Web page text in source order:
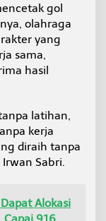
gol
olahraga
yang
sama,
hasil
latihan,
kerja
diraih tanpa
Sabri.
Alokasi